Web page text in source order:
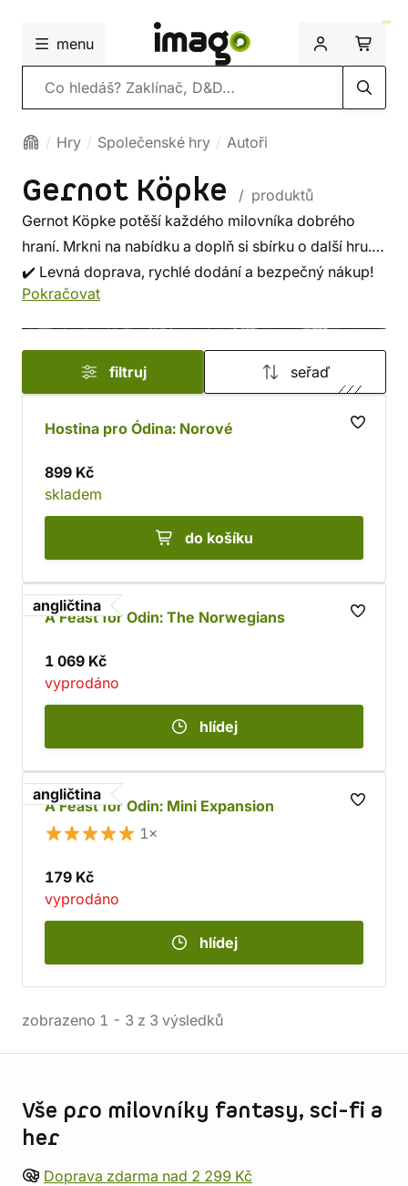
menu
Vyhledávání
Hry Společenské hry Autoři
Gernot Köpke
/ produktů
Gernot Köpke potěší každého milovníka dobrého
hraní. Mrkni na nabídku a doplň si sbírku o další hru.
✔️ Levná doprava, rychlé dodání a bezpečný nákup!
Pokračovat
filtruj seřaď
Hostina pro Ódina: Norové
899 Kč
skladem
do košíku
angličtina
A Feast for Odin: The Norwegians
1 069 Kč
vyprodáno
hlídej
angličtina
A Feast for Odin: Mini Expansion
1×
179 Kč
vyprodáno
hlídej
zobrazeno 1 - 3 z 3 výsledků
Vše pro milovníky fantasy, sci-fi a
her
Doprava zdarma nad 2 299 Kč